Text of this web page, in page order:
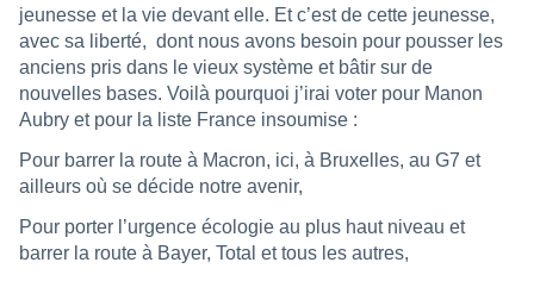
jeunesse et la vie devant elle. Et c’est de cette jeunesse,
avec sa liberté, dont nous avons besoin pour pousser les
anciens pris dans le vieux système et bâtir sur de
nouvelles bases. Voilà pourquoi j’irai voter pour Manon
Aubry et pour la liste France insoumise :
Pour barrer la route à Macron, ici, à Bruxelles, au G7 et
ailleurs où se décide notre avenir,
Pour porter l’urgence écologie au plus haut niveau et
barrer la route à Bayer, Total et tous les autres,